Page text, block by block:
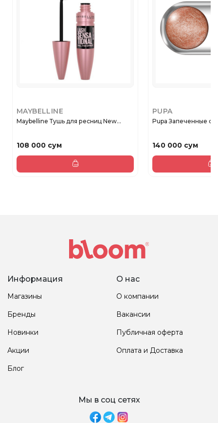
MAYBELLINE
Maybelline Тушь для ресниц New...
108 000 сум
PUPA
Pupa Запеченные
140 000 сум
Информация
Магазины
Бренды
Новинки
Акции
Блог
О нас
О компании
Вакансии
Публичная оферта
Оплата и Доставка
Мы в соц сетях